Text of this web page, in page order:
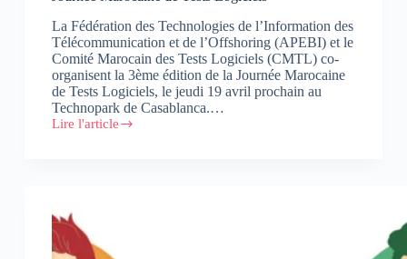
La Fédération des Technologies de l’Information des
Télécommunication et de l’Offshoring (APEBI) et le
Comité Marocain des Tests Logiciels (CMTL) co-
organisent la 3ème édition de la Journée Marocaine
de Tests Logiciels, le jeudi 19 avril prochain au
Technopark de Casablanca.…
Lire l'article
Journée